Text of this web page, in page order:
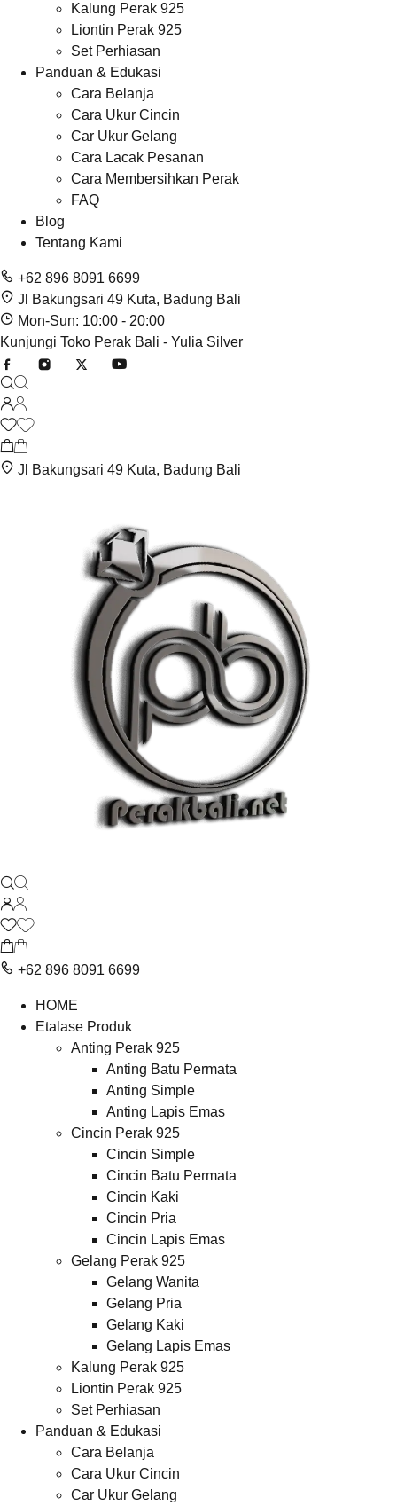
Kalung Perak 925
Liontin Perak 925
Set Perhiasan
Panduan & Edukasi
Cara Belanja
Cara Ukur Cincin
Car Ukur Gelang
Cara Lacak Pesanan
Cara Membersihkan Perak
FAQ
Blog
Tentang Kami
+62 896 8091 6699
Jl Bakungsari 49 Kuta, Badung Bali
Mon-Sun: 10:00 - 20:00
Kunjungi Toko Perak Bali - Yulia Silver
Jl Bakungsari 49 Kuta, Badung Bali
+62 896 8091 6699
HOME
Etalase Produk
Anting Perak 925
Anting Batu Permata
Anting Simple
Anting Lapis Emas
Cincin Perak 925
Cincin Simple
Cincin Batu Permata
Cincin Kaki
Cincin Pria
Cincin Lapis Emas
Gelang Perak 925
Gelang Wanita
Gelang Pria
Gelang Kaki
Gelang Lapis Emas
Kalung Perak 925
Liontin Perak 925
Set Perhiasan
Panduan & Edukasi
Cara Belanja
Cara Ukur Cincin
Car Ukur Gelang